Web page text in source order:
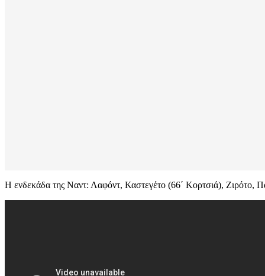
Η ενδεκάδα της Ναντ: Λαφόντ, Καστεγέτο (66΄ Κορτσιά),